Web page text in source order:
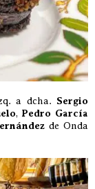
a dcha. Sergio
, Pedro García
de Onda